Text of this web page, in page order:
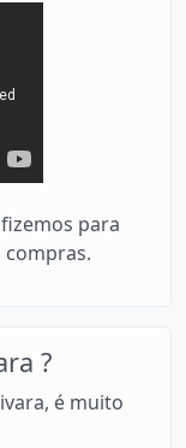
para
compras.
?
é muito